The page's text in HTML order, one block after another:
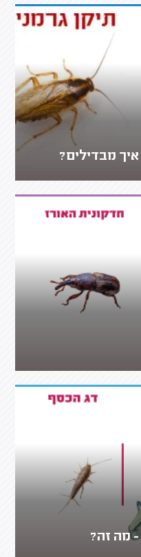
מבדילים?
מה זה?